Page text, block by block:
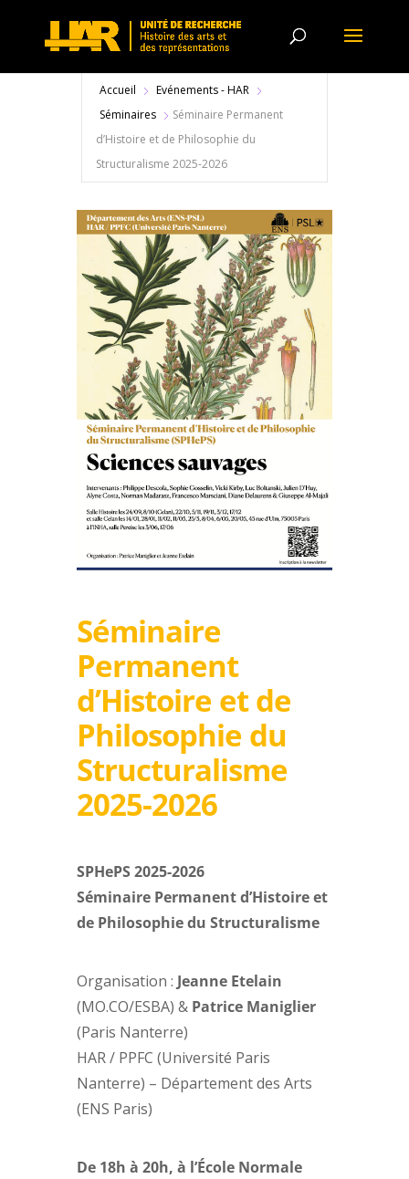
Accueil
Evénements - HAR
Séminaires
Séminaire Permanent
d’Histoire et de Philosophie du
Structuralisme 2025-2026
Séminaire
Permanent
d’Histoire et de
Philosophie du
Structuralisme
2025-2026
SPHePS 2025-2026
Séminaire Permanent d’Histoire et
de Philosophie du Structuralisme
Organisation : Jeanne Etelain
(MO.CO/ESBA) & Patrice Maniglier
(Paris Nanterre)
HAR / PPFC (Université Paris
Nanterre) – Département des Arts
(ENS Paris)
De 18h à 20h, à l’École Normale